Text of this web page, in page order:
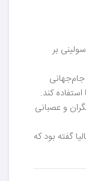
بر
جام‌جهانی
کند.
و عصبانی
گفته بود که